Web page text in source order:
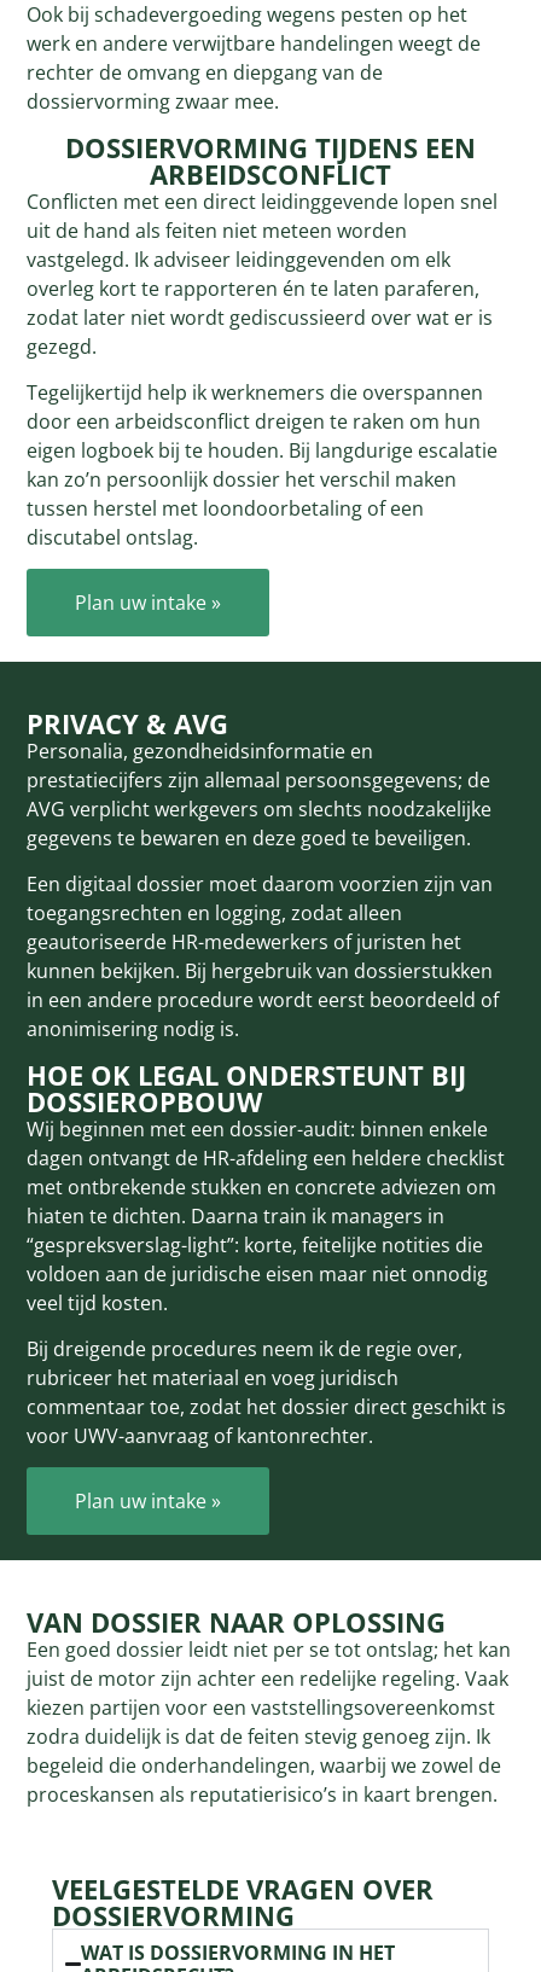
Ook bij schadevergoeding wegens pesten op het
werk en andere verwijtbare handelingen weegt de
rechter de omvang en diepgang van de
dossiervorming zwaar mee.
DOSSIERVORMING TIJDENS EEN
ARBEIDSCONFLICT
Conflicten met een direct leidinggevende lopen snel
uit de hand als feiten niet meteen worden
vastgelegd. Ik adviseer leidinggevenden om elk
overleg kort te rapporteren én te laten paraferen,
zodat later niet wordt gediscussieerd over wat er is
gezegd.
Tegelijkertijd help ik werknemers die overspannen
door een arbeidsconflict dreigen te raken om hun
eigen logboek bij te houden. Bij langdurige escalatie
kan zo’n persoonlijk dossier het verschil maken
tussen herstel met loondoorbetaling of een
discutabel ontslag.
Plan uw intake »
PRIVACY & AVG
Personalia, gezondheidsinformatie en
prestatiecijfers zijn allemaal persoonsgegevens; de
AVG verplicht werkgevers om slechts noodzakelijke
gegevens te bewaren en deze goed te beveiligen.
Een digitaal dossier moet daarom voorzien zijn van
toegangsrechten en logging, zodat alleen
geautoriseerde HR-medewerkers of juristen het
kunnen bekijken. Bij hergebruik van dossierstukken
in een andere procedure wordt eerst beoordeeld of
anonimisering nodig is.
HOE OK LEGAL ONDERSTEUNT BIJ
DOSSIEROPBOUW
Wij beginnen met een dossier-audit: binnen enkele
dagen ontvangt de HR-afdeling een heldere checklist
met ontbrekende stukken en concrete adviezen om
hiaten te dichten. Daarna train ik managers in
“gespreksverslag-light”: korte, feitelijke notities die
voldoen aan de juridische eisen maar niet onnodig
veel tijd kosten.
Bij dreigende procedures neem ik de regie over,
rubriceer het materiaal en voeg juridisch
commentaar toe, zodat het dossier direct geschikt is
voor UWV-aanvraag of kantonrechter.
Plan uw intake »
VAN DOSSIER NAAR OPLOSSING
Een goed dossier leidt niet per se tot ontslag; het kan
juist de motor zijn achter een redelijke regeling. Vaak
kiezen partijen voor een vaststellingsovereenkomst
zodra duidelijk is dat de feiten stevig genoeg zijn. Ik
begeleid die onderhandelingen, waarbij we zowel de
proceskansen als reputatierisico’s in kaart brengen.
VEELGESTELDE VRAGEN OVER
DOSSIERVORMING
WAT IS DOSSIERVORMING IN HET